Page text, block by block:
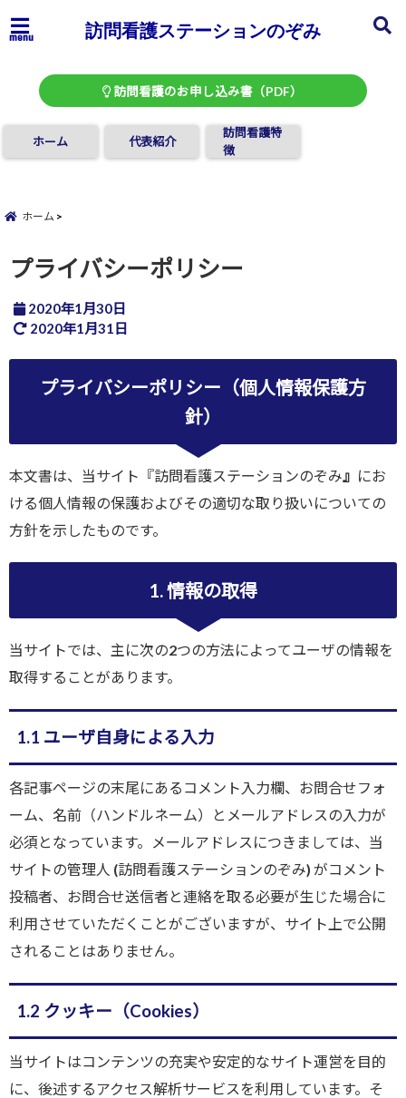
menu 訪問看護ステーションのぞみ
訪問看護のお申し込み書（PDF）
ホーム 代表紹介
訪問看護特
徴
ホーム
プライバシーポリシー
2020年1月30日
2020年1月31日
プライバシーポリシー（個人情報保護方
針）
本文書は、当サイト『訪問看護ステーションのぞみ』 にお
ける個人情報の保護およびその適切な取り扱いについての
方針を示したものです。
1. 情報の取得
当サイトでは、主に次の2つの方法によってユーザの情報を
取得することがあります。
1.1 ユーザ自身による入力
各記事ページの末尾にあるコメント入力欄、お問合せフォ
ーム、名前（ハンドルネーム）とメールアドレスの入力が
必須となっています。メールアドレスにつきましては、当
サイトの管理人 (訪問看護ステーションのぞみ) がコメント
投稿者、お問合せ送信者と連絡を取る必要が生じた場合に
利用させていただくことがございますが、サイト上で公開
されることはありません。
1.2 クッキー（Cookies）
当サイトはコンテンツの充実や安定的なサイト運営を目的
に、後述するアクセス解析サービスを利用しています。そ